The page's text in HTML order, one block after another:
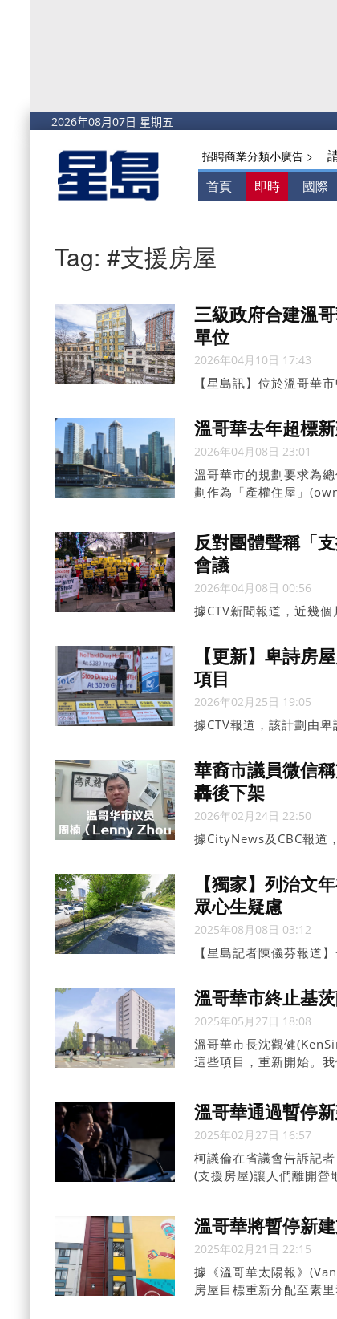
招聘商業分類小廣告 >
首頁 即時 國際
Tag: #支援房屋
三級政府合建溫
單位
2026年04月10日 17:43
【星島訊】位於溫哥華
女性和家庭。
溫哥華去年超標
2026年04月08日 23:01
溫哥華市的規劃要求為
劃作為「產權住屋」
反對團體聲稱「
會議
2026年04月08日 00:56
據CTV新聞報道，近幾
活動。
【更新】卑詩房
項目
2026年02月25日 19:05
據CTV報道，該計劃由
該地點由本拿比市政府
市政府合作，進行初步
華裔市議員微信
轟後下架
2026年02月24日 22:50
據CityNews及CBC報道
(LennyZhou)分享的視
【獨家】列治文
眾心生疑慮
2025年08月08日 03:12
【星島記者陳儀芬報道
屋」(supportivehouse)
慮。卑詩保守黨黨領羅
力深感無奈。
溫哥華市終止基
2025年05月27日 18:08
溫哥華市長沈觀健
這些項目，重新開始。
溫哥華通過暫停
2025年02月27日 16:57
柯議倫在省議會告訴記
(支援房屋)讓人們離開營
溫哥華將暫停新
2025年02月21日 22:15
據《溫哥華太陽報》
房屋目標重新分配至素